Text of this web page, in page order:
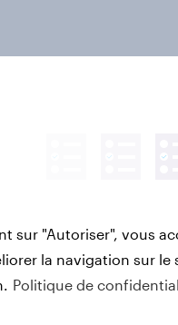
sur "Autoriser", vous
la navigation sur le
Politique de